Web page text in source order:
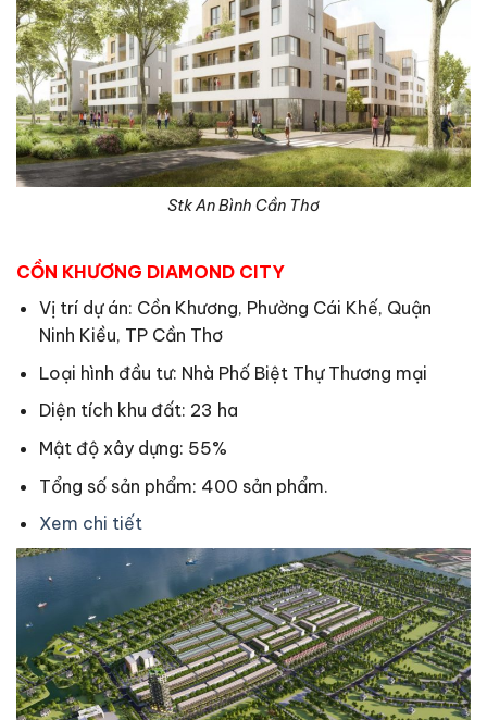
Stk An Bình Cần Thơ
CỒN KHƯƠNG DIAMOND CITY
Vị trí dự án: Cồn Khương, Phường Cái Khế, Quận
Ninh Kiều, TP Cần Thơ
Loại hình đầu tư: Nhà Phố Biệt Thự Thương mại
Diện tích khu đất: 23 ha
Mật độ xây dựng: 55%
Tổng số sản phẩm: 400 sản phẩm.
Xem chi tiết